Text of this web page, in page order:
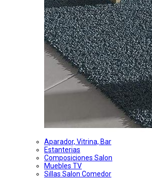
Aparador, Vitrina, Bar
Estanterias
Composiciones Salon
Muebles TV
Sillas Salon Comedor